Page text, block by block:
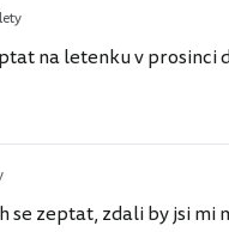
na letenku v prosinci
se zeptat, zdali by jsi